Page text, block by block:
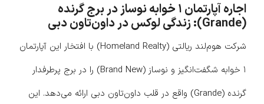
اجاره آپارتمان ۱ خوابه نوساز در برج گرنده
(Grande): زندگی لوکس در داون‌تاون دبی
شرکت هوم‌لند ریالتی (Homeland Realty) با افتخار این آپارتمان
۱ خوابه شگفت‌انگیز و نوساز (Brand New) را در برج پرطرفدار
گرنده (Grande) واقع در قلب داون‌تاون دبی ارائه می‌دهد. این